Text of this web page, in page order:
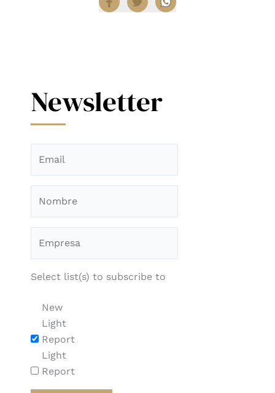
Newsletter
Select list(s) to subscribe to
New
Light
Report
Light
Report